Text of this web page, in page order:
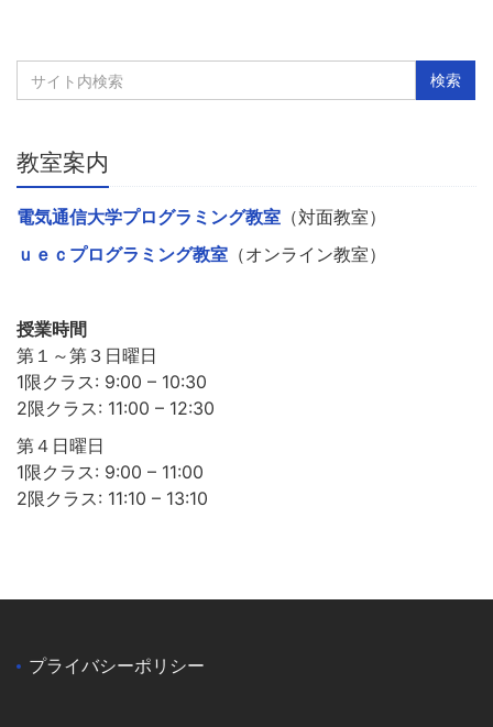
教室案内
電気通信大学プログラミング教室 （対面教室）
ｕｅｃプログラミング教室 （オンライン教室）
授業時間
第１～第３日曜日
1限クラス: 9:00 – 10:30
2限クラス: 11:00 – 12:30
第４日曜日
1限クラス: 9:00 – 11:00
2限クラス: 11:10 – 13:10
プライバシーポリシー